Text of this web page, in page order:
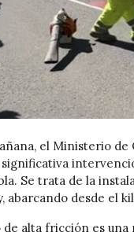
el Ministerio
significativa
Se trata de la
abarcando desde el
de alta fricción es